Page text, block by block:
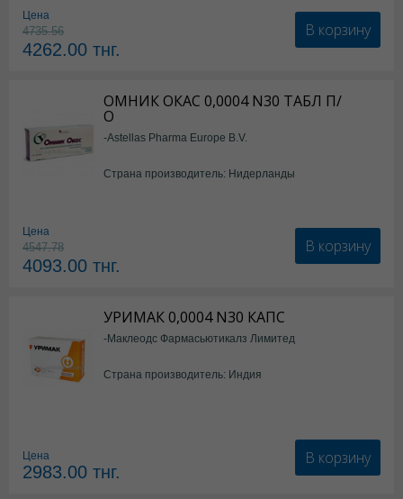
Цена
4735.56
4262.00 тнг.
В корзину
ОМНИК ОКАС 0,0004 N30 ТАБЛ П/
О
-Astellas Pharma Europe B.V.
Страна производитель: Нидерланды
Цена
4547.78
4093.00 тнг.
В корзину
УРИМАК 0,0004 N30 КАПС
-Маклеодс Фармасьютикалз Лимитед
Страна производитель: Индия
Цена
2983.00 тнг.
В корзину